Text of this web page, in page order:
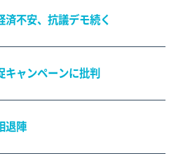
済不安、抗議デモ続く
キャンペーンに批判
退陣